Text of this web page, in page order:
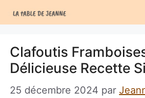
au
Clafoutis
Délicieuse Recette
25 décembre 2024 par